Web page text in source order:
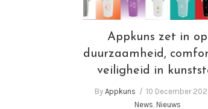
Appkuns zet in op
duurzaamheid,
veiligheid in
By Appkuns
10 December
News, Nieuws